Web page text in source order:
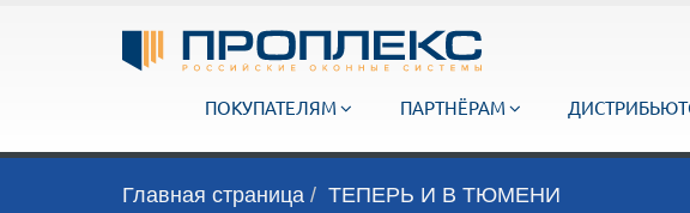
ПОКУПАТЕЛЯМ ПАРТНЁРАМ
Главная страница ТЕПЕРЬ И В ТЮМЕНИ